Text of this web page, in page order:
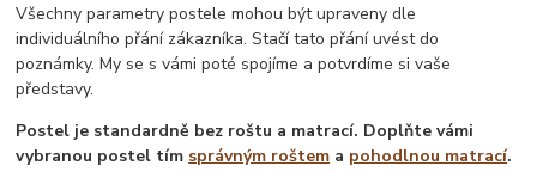
Všechny parametry postele mohou být upraveny dle
individuálního přání zákazníka. Stačí tato přání uvést do
poznámky. My se s vámi poté spojíme a potvrdíme si vaše
představy.
Postel je standardně bez roštu a matrací. Doplňte vámi
vybranou postel tím správným roštem a pohodlnou matrací.